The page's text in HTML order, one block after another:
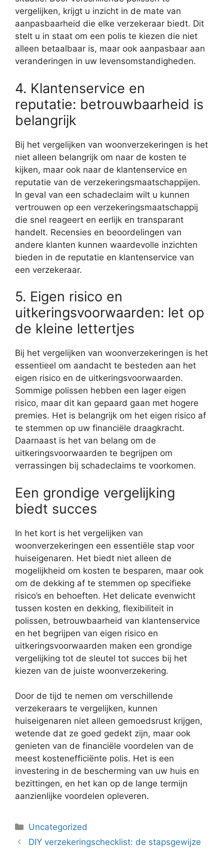
vergelijken, krijgt u inzicht in de mate van
aanpasbaarheid die elke verzekeraar biedt. Dit
stelt u in staat om een polis te kiezen die niet
alleen betaalbaar is, maar ook aanpasbaar aan
veranderingen in uw levensomstandigheden.
4. Klantenservice en
reputatie: betrouwbaarheid is
belangrijk
Bij het vergelijken van woonverzekeringen is het
niet alleen belangrijk om naar de kosten te
kijken, maar ook naar de klantenservice en
reputatie van de verzekeringsmaatschappijen.
In geval van een schadeclaim wilt u kunnen
vertrouwen op een verzekeringsmaatschappij
die snel reageert en eerlijk en transparant
handelt. Recensies en beoordelingen van
andere klanten kunnen waardevolle inzichten
bieden in de reputatie en klantenservice van
een verzekeraar.
5. Eigen risico en
uitkeringsvoorwaarden: let op
de kleine lettertjes
Bij het vergelijken van woonverzekeringen is het
essentieel om aandacht te besteden aan het
eigen risico en de uitkeringsvoorwaarden.
Sommige polissen hebben een lager eigen
risico, maar dit kan gepaard gaan met hogere
premies. Het is belangrijk om het eigen risico af
te stemmen op uw financiële draagkracht.
Daarnaast is het van belang om de
uitkeringsvoorwaarden te begrijpen om
verrassingen bij schadeclaims te voorkomen.
Een grondige vergelijking
biedt succes
In het kort is het vergelijken van
woonverzekeringen een essentiële stap voor
huiseigenaren. Het biedt niet alleen de
mogelijkheid om kosten te besparen, maar ook
om de dekking af te stemmen op specifieke
risico’s en behoeften. Het delicate evenwicht
tussen kosten en dekking, flexibiliteit in
polissen, betrouwbaarheid van klantenservice
en het begrijpen van eigen risico en
uitkeringsvoorwaarden maken een grondige
vergelijking tot de sleutel tot succes bij het
kiezen van de juiste woonverzekering.
Door de tijd te nemen om verschillende
verzekeraars te vergelijken, kunnen
huiseigenaren niet alleen gemoedsrust krijgen,
wetende dat ze goed gedekt zijn, maar ook
genieten van de financiële voordelen van de
meest kostenefficiënte polis. Het is een
investering in de bescherming van uw huis en
bezittingen, en het kan op de lange termijn
aanzienlijke voordelen opleveren.
Categorieën
Uncategorized
DIY verzekeringschecklist: de stapsgewijze